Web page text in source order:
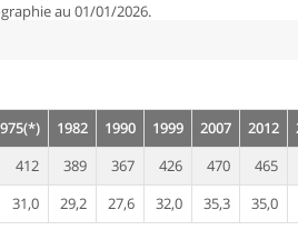
au 01/01/2026.
1982 1990 1999 2007 2012
412 389 367 426 470
465
31,0 29,2 27,6 32,0 35,3 35,0